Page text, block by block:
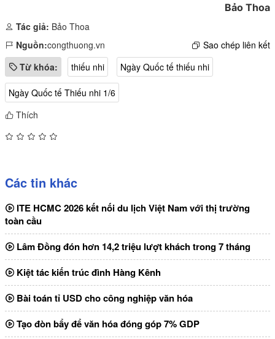
Bảo Thoa
Tác giả: Bảo Thoa
Nguồn:congthuong.vn
Sao chép liên kết
Từ khóa:
thiếu nhi Ngày Quốc tế thiếu nhi
Ngày Quốc tế Thiếu nhi 1/6
Thích
Các tin khác
ITE HCMC 2026 kết nối du lịch Việt Nam với thị trường
toàn cầu
Lâm Đồng đón hơn 14,2 triệu lượt khách trong 7 tháng
Kiệt tác kiến trúc đình Hàng Kênh
Bài toán tỉ USD cho công nghiệp văn hóa
Tạo đòn bẩy để văn hóa đóng góp 7% GDP